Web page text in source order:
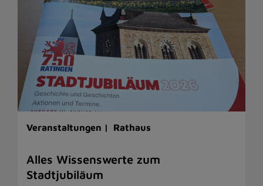
Veranstaltungen | Rathaus
Alles Wissenswerte zum
Stadtjubiläum